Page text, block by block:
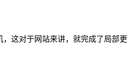
这对于网站来讲，就完成了局部更